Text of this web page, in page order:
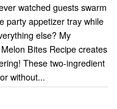
watched guests swarm
party appetizer tray while
else? My
Bites Recipe creates
These two-ingredient
without...